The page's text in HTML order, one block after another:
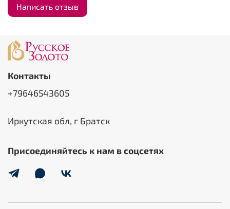
Написать отзыв
Контакты
+79646543605
Иркутская обл, г Братск
Присоединяйтесь к нам в соцсетях